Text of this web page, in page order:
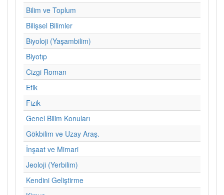
Bilim ve Toplum
Bilişsel Bilimler
Biyoloji (Yaşambilim)
Biyotıp
Cizgi Roman
Etik
Fizik
Genel Bilim Konuları
Gökbilim ve Uzay Araş.
İnşaat ve Mimari
Jeoloji (Yerbilim)
Kendini Geliştirme